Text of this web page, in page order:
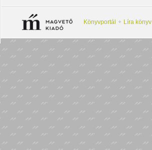
Könyvportál Líra könyv